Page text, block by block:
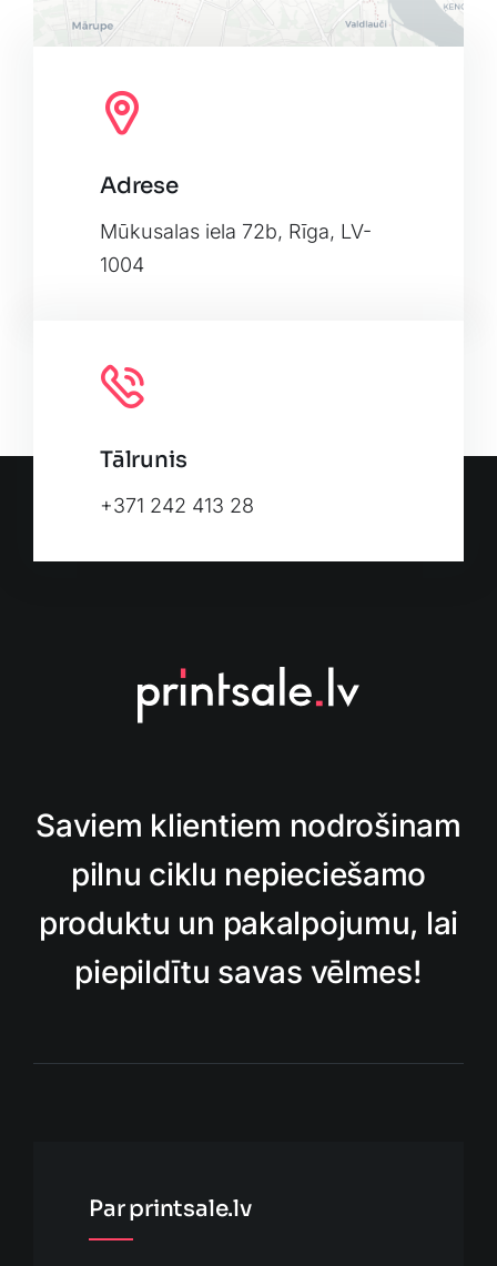
OpenStreetMap, under ODbL.
Adrese
Mūkusalas iela 72b, Rīga, LV-
1004
Tālrunis
+371 242 413 28
Saviem klientiem nodrošinam
pilnu ciklu nepieciešamo
produktu un pakalpojumu, lai
piepildītu savas vēlmes!
Par printsale.lv